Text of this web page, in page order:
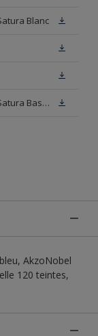
Blanc
Fiche de données de sécurité Rubbol Satura Base N00
AkzoNobel
120 teintes,